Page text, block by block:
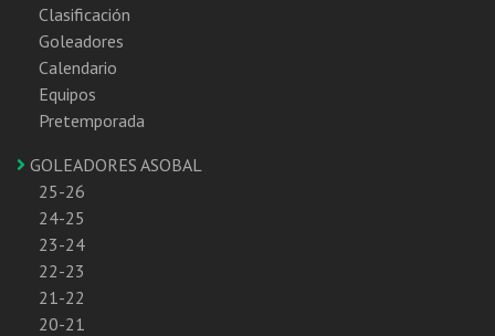
Clasificación
Goleadores
Calendario
Equipos
Pretemporada
GOLEADORES ASOBAL
25-26
24-25
23-24
22-23
21-22
20-21